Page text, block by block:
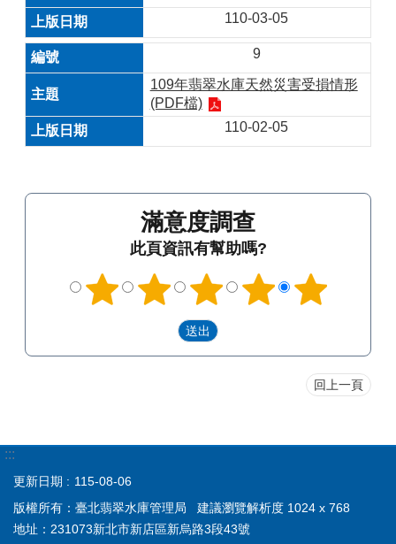
110-03-05
9
109年翡翠水庫天然災害受損情形
(PDF檔)
110-02-05
滿意度調查
此頁資訊有幫助嗎?
回上一頁
:::
更新日期
115-08-06
版權所有：臺北翡翠水庫管理局 建議瀏覽解析度 1024 x 768
地址：231073新北市新店區新烏路3段43號